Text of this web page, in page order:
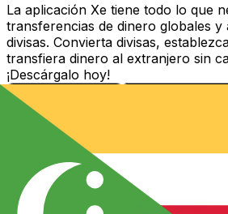
La aplicación Xe tiene todo lo que
transferencias de dinero globales y
divisas. Convierta divisas,
transfiera dinero al extranjero sin
¡Descárgalo hoy!